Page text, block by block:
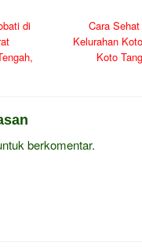
di
Cara
Kelurahan
Koto
berkomentar.